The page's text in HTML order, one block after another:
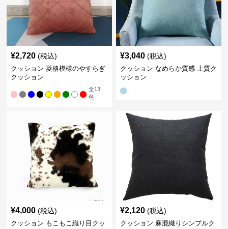
¥2,720 (税込)
クッション 菱格模様のやすらぎ
クッション
全13
色
¥3,040 (税込)
クッション なめらか質感 上質ク
ッション
¥4,000 (税込)
クッション もこもこ織り目クッ
¥2,120 (税込)
クッション 麻混織りシンプルク